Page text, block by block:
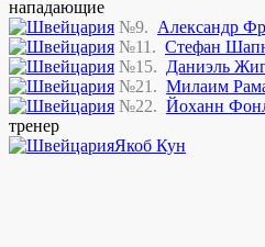
нападающие
№9. Александр
№11. Стефан
№15. Даниэль
№21. Милаим
№22. Йоханн
тренер
Якоб Кун